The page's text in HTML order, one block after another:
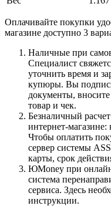
Оплачивайте покупки
магазине доступно 3
Наличные при
Специалист
уточнить время и
купюры. Вы
документы,
товар и чек.
Безналичный
интернет-
Чтобы оплатить
сервер системы
карты, срок
ЮMoney при
система
сервиса. Здесь
инструкции.